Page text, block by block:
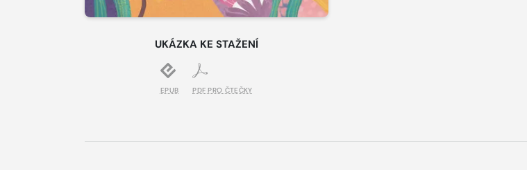
UKÁZKA KE STAŽENÍ
EPUB PDF PRO ČTEČKY